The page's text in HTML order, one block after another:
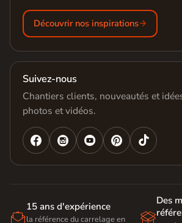
Découvrir nos inspirations
Suivez-nous
Chantiers clients, nouveautés et
photos et vidéos.
   

15 ans d'expérience
la référence du carrelage en 
Des